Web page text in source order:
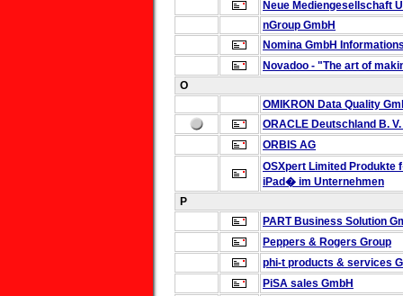
Neue Mediengesellschaft
nGroup GmbH
Nomina GmbH
Novadoo - "The art of
O
OMIKRON Data Quality
ORACLE Deutschland B.
ORBIS AG
OSXpert Limited
iPad� im Unternehmen
P
PART Business Solution
Peppers & Rogers Group
phi-t products & services
PiSA sales GmbH